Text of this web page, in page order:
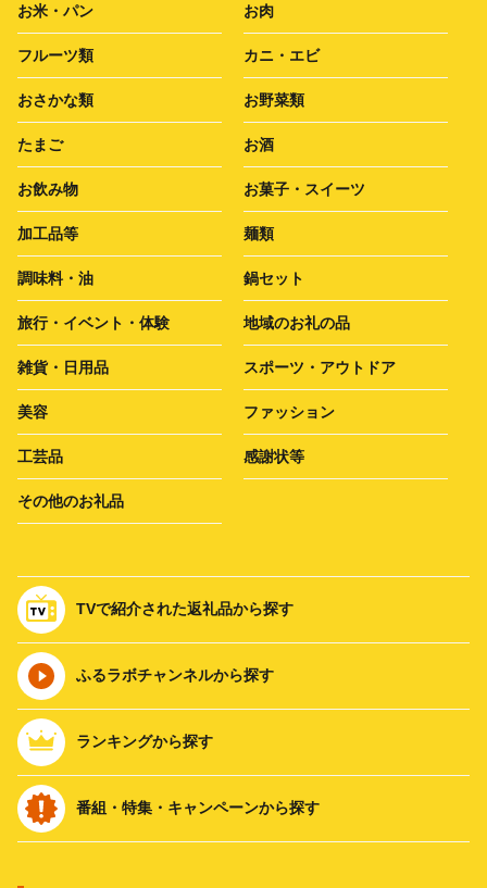
お米・パン お肉
フルーツ類 カニ・エビ
おさかな類 お野菜類
たまご お酒
お飲み物 お菓子・スイーツ
加工品等 麺類
調味料・油 鍋セット
旅行・イベント・体験 地域のお礼の品
雑貨・日用品 スポーツ・アウトドア
美容 ファッション
工芸品 感謝状等
その他のお礼品
TVで紹介された返礼品から探す
ふるラボチャンネルから探す
ランキングから探す
番組・特集・キャンペーンから探す